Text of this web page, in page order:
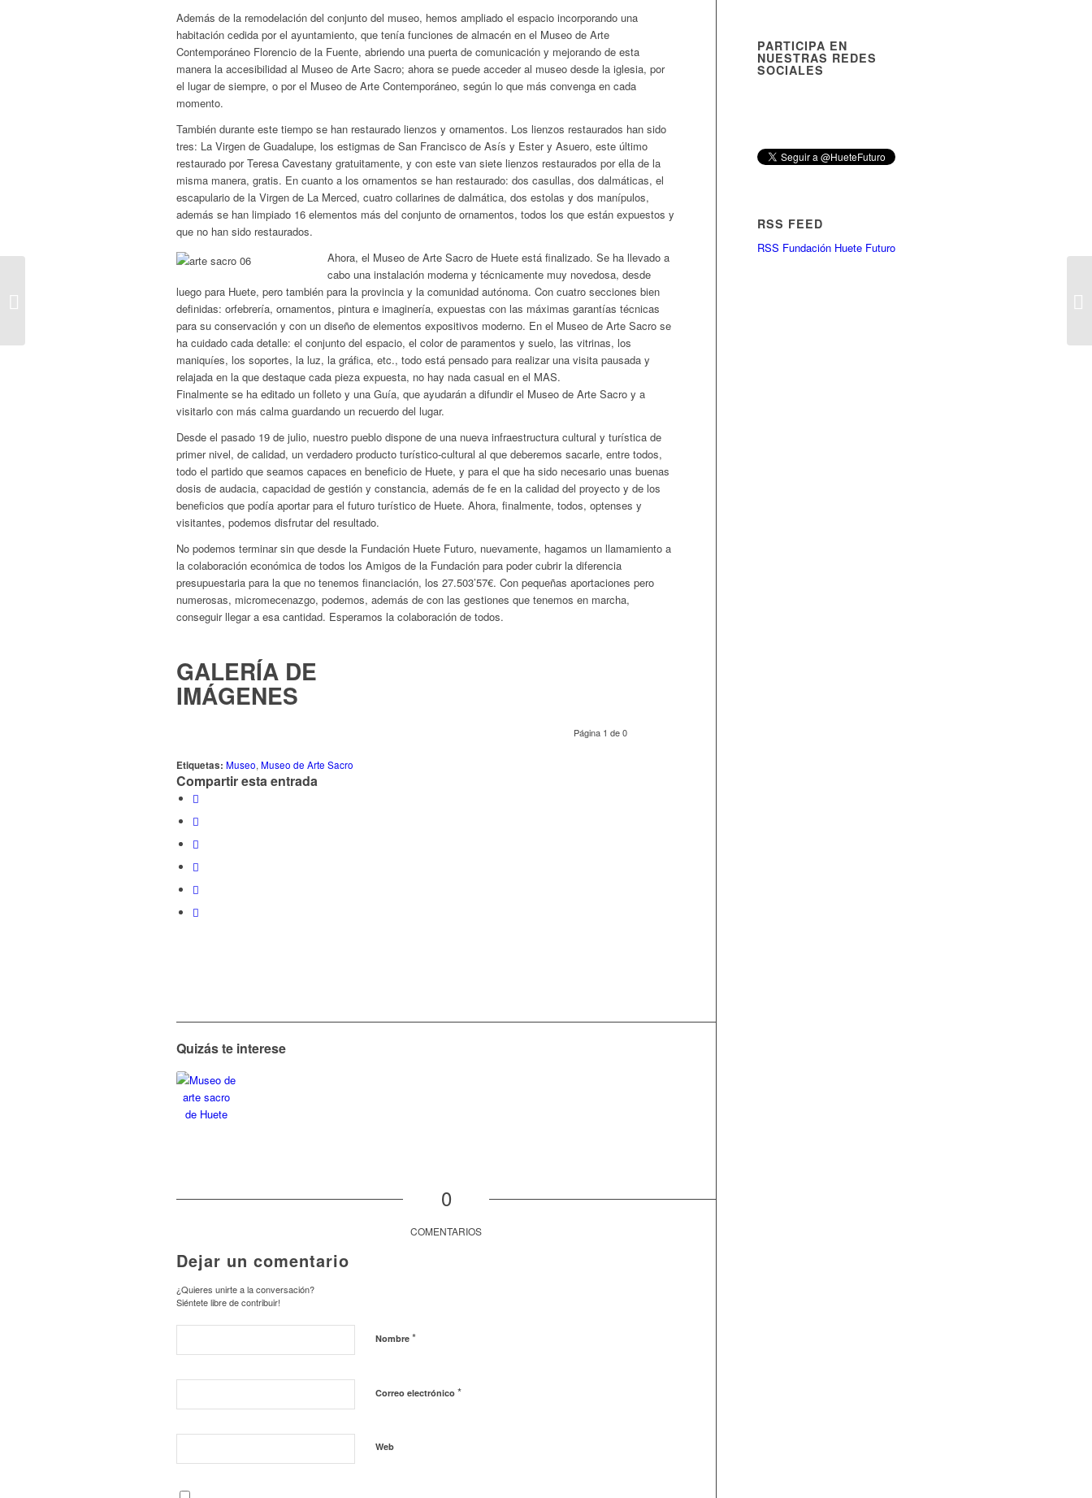
Además de la remodelación del conjunto del museo, hemos ampliado el espacio incorporando una
habitación cedida por el ayuntamiento, que tenía funciones de almacén en el Museo de Arte
Contemporáneo Florencio de la Fuente, abriendo una puerta de comunicación y mejorando de esta
manera la accesibilidad al Museo de Arte Sacro; ahora se puede acceder al museo desde la iglesia, por
el lugar de siempre, o por el Museo de Arte Contemporáneo, según lo que más convenga en cada
momento.
También durante este tiempo se han restaurado lienzos y ornamentos. Los lienzos restaurados han sido
tres: La Virgen de Guadalupe, los estigmas de San Francisco de Asís y Ester y Asuero, este último
restaurado por Teresa Cavestany gratuitamente, y con este van siete lienzos restaurados por ella de la
misma manera, gratis. En cuanto a los ornamentos se han restaurado: dos casullas, dos dalmáticas, el
escapulario de la Virgen de La Merced, cuatro collarines de dalmática, dos estolas y dos manípulos,
además se han limpiado 16 elementos más del conjunto de ornamentos, todos los que están expuestos y
que no han sido restaurados.
Ahora, el Museo de Arte Sacro de Huete está finalizado. Se ha llevado a
cabo una instalación moderna y técnicamente muy novedosa, desde
luego para Huete, pero también para la provincia y la comunidad autónoma. Con cuatro secciones bien
definidas: orfebrería, ornamentos, pintura e imaginería, expuestas con las máximas garantías técnicas
para su conservación y con un diseño de elementos expositivos moderno. En el Museo de Arte Sacro se
ha cuidado cada detalle: el conjunto del espacio, el color de paramentos y suelo, las vitrinas, los
maniquíes, los soportes, la luz, la gráfica, etc., todo está pensado para realizar una visita pausada y
relajada en la que destaque cada pieza expuesta, no hay nada casual en el MAS.
Finalmente se ha editado un folleto y una Guía, que ayudarán a difundir el Museo de Arte Sacro y a
visitarlo con más calma guardando un recuerdo del lugar.
Desde el pasado 19 de julio, nuestro pueblo dispone de una nueva infraestructura cultural y turística de
primer nivel, de calidad, un verdadero producto turístico-cultural al que deberemos sacarle, entre todos,
todo el partido que seamos capaces en beneficio de Huete, y para el que ha sido necesario unas buenas
dosis de audacia, capacidad de gestión y constancia, además de fe en la calidad del proyecto y de los
beneficios que podía aportar para el futuro turístico de Huete. Ahora, finalmente, todos, optenses y
visitantes, podemos disfrutar del resultado.
No podemos terminar sin que desde la Fundación Huete Futuro, nuevamente, hagamos un llamamiento a
la colaboración económica de todos los Amigos de la Fundación para poder cubrir la diferencia
presupuestaria para la que no tenemos financiación, los 27.503’57€. Con pequeñas aportaciones pero
numerosas, micromecenazgo, podemos, además de con las gestiones que tenemos en marcha,
conseguir llegar a esa cantidad. Esperamos la colaboración de todos.
GALERÍA DE
IMÁGENES
Página 1 de 0
Etiquetas: Museo, Museo de Arte Sacro
Compartir esta entrada
Quizás te interese
0
COMENTARIOS
Dejar un comentario
¿Quieres unirte a la conversación?
Siéntete libre de contribuir!
Nombre *
Correo electrónico *
Web
PARTICIPA EN
NUESTRAS REDES
SOCIALES
RSS FEED
RSS Fundación Huete Futuro